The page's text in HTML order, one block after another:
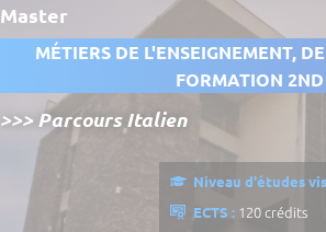
Master
MÉTIERS DE L'ENSEIGNEMENT,
FORMATION 2ND
>>> Parcours Italien
Niveau d'études
ECTS : 120 crédits